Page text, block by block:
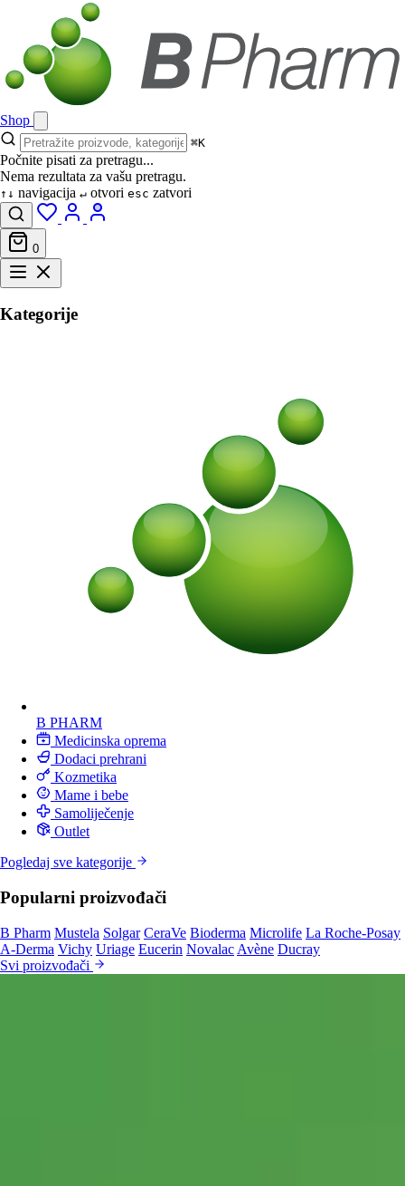
Shop
⌘K
Počnite pisati za pretragu...
Nema rezultata za vašu pretragu.
↑↓ navigacija ↵ otvori esc zatvori
0
Kategorije
B PHARM
Medicinska oprema
Dodaci prehrani
Kozmetika
Mame i bebe
Samoliječenje
Outlet
Pogledaj sve kategorije
Popularni proizvođači
B Pharm Mustela Solgar CeraVe Bioderma Microlife La Roche-Posay
A-Derma Vichy Uriage Eucerin Novalac Avène Ducray
Svi proizvođači